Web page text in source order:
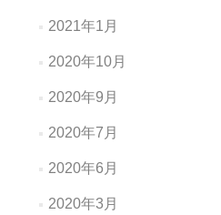
2021年1月
2020年10月
2020年9月
2020年7月
2020年6月
2020年3月